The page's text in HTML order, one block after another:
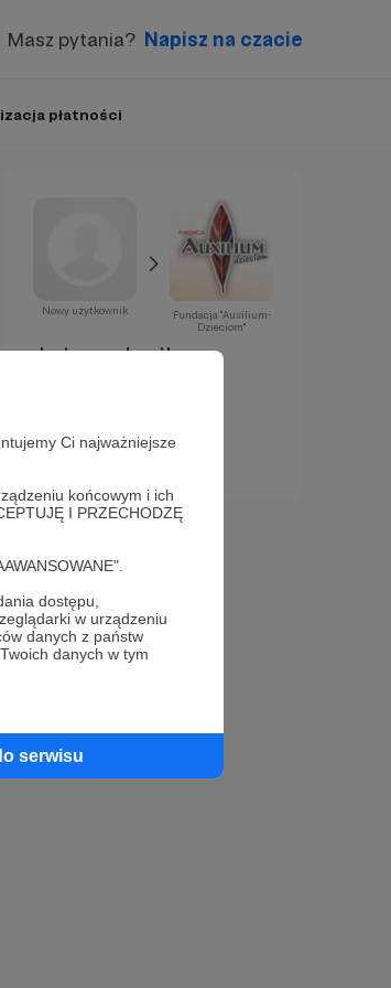
Ci najważniejsze
końcowym i ich
I PRZECHODZĘ
dostępu,
w urządzeniu
danych z państw
danych w tym
serwisu
Masz pytania? Napisz na czacie
płatności
Nowy użytkownik
Fundacja "Auxilium-
Dzieciom"
Już za chwilę